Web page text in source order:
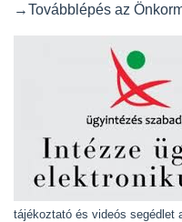
→Továbblépés az
tájékoztató és videós segédlet